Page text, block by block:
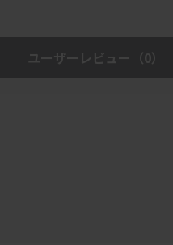
ユーザーレビュー （0）